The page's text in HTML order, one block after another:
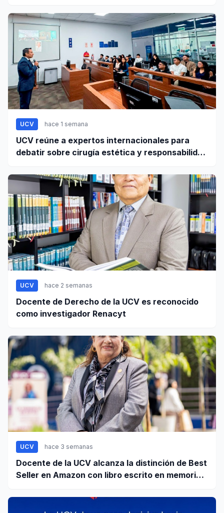
UCV hace 1 semana
UCV reúne a expertos internacionales para
debatir sobre cirugía estética y responsabilidad
UCV hace 2 semanas
Docente de Derecho de la UCV es reconocido
como investigador Renacyt
UCV hace 3 semanas
Docente de la UCV alcanza la distinción de Best
Seller en Amazon con libro escrito en memoria a